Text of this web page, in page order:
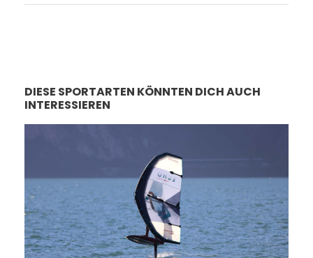
DIESE SPORTARTEN KÖNNTEN DICH AUCH
INTERESSIEREN
Faszination Foil Wing
Faszination Kitefoil
Faszination Windsurfen